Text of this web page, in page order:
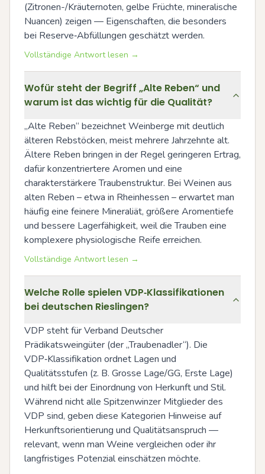
(Zitronen-/Kräuternoten, gelbe Früchte, mineralische
Nuancen) zeigen — Eigenschaften, die besonders
bei Reserve‑Abfüllungen geschätzt werden.
Vollständige Antwort lesen →
Wofür steht der Begriff „Alte Reben“ und
warum ist das wichtig für die Qualität?
„Alte Reben“ bezeichnet Weinberge mit deutlich
älteren Rebstöcken, meist mehrere Jahrzehnte alt.
Ältere Reben bringen in der Regel geringeren Ertrag,
dafür konzentriertere Aromen und eine
charakterstärkere Traubenstruktur. Bei Weinen aus
alten Reben – etwa in Rheinhessen – erwartet man
häufig eine feinere Mineraliät, größere Aromentiefe
und bessere Lagerfähigkeit, weil die Trauben eine
komplexere physiologische Reife erreichen.
Vollständige Antwort lesen →
Welche Rolle spielen VDP‑Klassifikationen
bei deutschen Rieslingen?
VDP steht für Verband Deutscher
Prädikatsweingüter (der „Traubenadler“). Die
VDP‑Klassifikation ordnet Lagen und
Qualitätsstufen (z. B. Grosse Lage/GG, Erste Lage)
und hilft bei der Einordnung von Herkunft und Stil.
Während nicht alle Spitzenwinzer Mitglieder des
VDP sind, geben diese Kategorien Hinweise auf
Herkunftsorientierung und Qualitätsanspruch —
relevant, wenn man Weine vergleichen oder ihr
langfristiges Potenzial einschätzen möchte.